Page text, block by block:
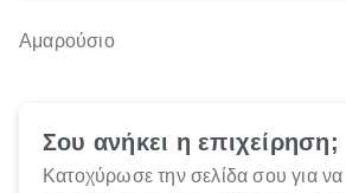
Αμαρούσιο
Σου ανήκει η επιχείρηση;
Κατοχύρωσε την σελίδα σου για να